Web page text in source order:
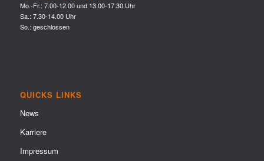
Mo.-Fr.: 7.00-12.00 und 13.00-17.30 Uhr
Sa.: 7.30-14.00 Uhr
So.: geschlossen
QUICKS LINKS
News
Karriere
Impressum